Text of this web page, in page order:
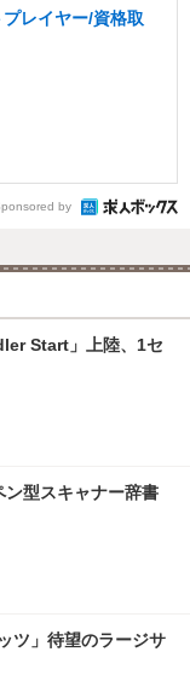
レイヤー/資格取
by
Start」上陸、1セ
型スキャナー辞書
ツ」待望のラージサ